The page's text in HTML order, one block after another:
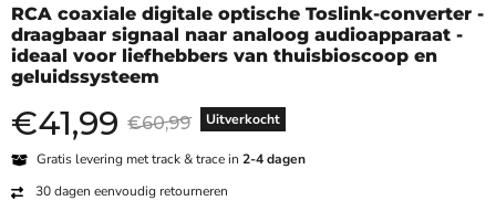
RCA coaxiale digitale optische Toslink-converter -
draagbaar signaal naar analoog audioapparaat -
ideaal voor liefhebbers van thuisbioscoop en
geluidssysteem
Uitverkocht
Huidige prijs
€41,99 Oorspronkelijke prijs
€60,99
Gratis levering met track & trace in 2-4 dagen
30 dagen eenvoudig retourneren